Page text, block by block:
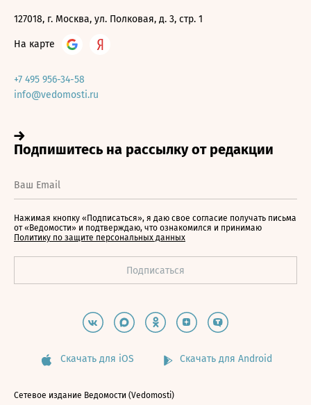
127018, г. Москва, ул. Полковая, д. 3, стр. 1
На карте
+7 495 956-34-58
info@vedomosti.ru
Нажимая кнопку «Подписаться», я даю свое согласие получать письма
от «Ведомости» и подтверждаю, что ознакомился и принимаю
Политику по защите персональных данных
Скачать для iOS Скачать для Android
Сетевое издание Ведомости (Vedomosti)